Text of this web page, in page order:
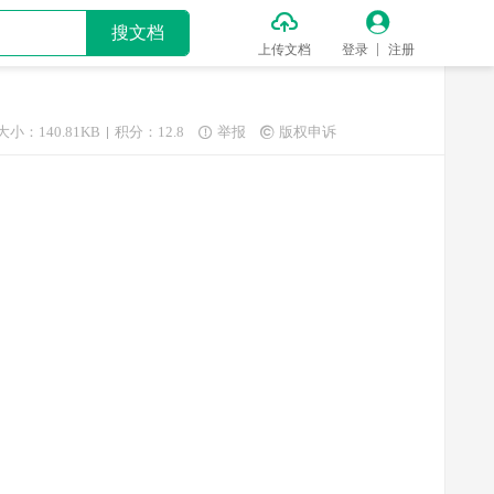
搜文档 
上传文档

登录 注册
小：140.81KB 积分：12.8  举报  版权申诉